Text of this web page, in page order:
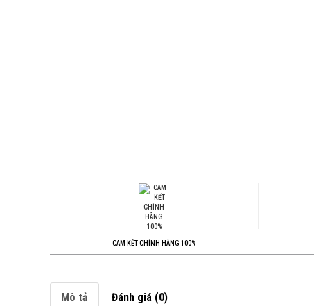
CAM KẾT CHÍNH HÃNG 100%
Mô tả Đánh giá (0)